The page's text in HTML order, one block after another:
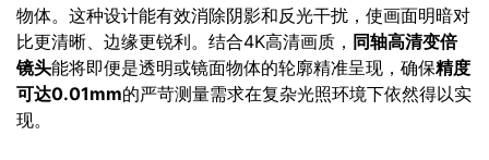
物体。这种设计能有效消除阴影和反光干扰，使画面明暗对
比更清晰、边缘更锐利。结合4K高清画质， 同轴高清变倍
镜头能将即便是透明或镜面物体的轮廓精准呈现，确保精度
可达0.01mm的严苛测量需求在复杂光照环境下依然得以实
现。